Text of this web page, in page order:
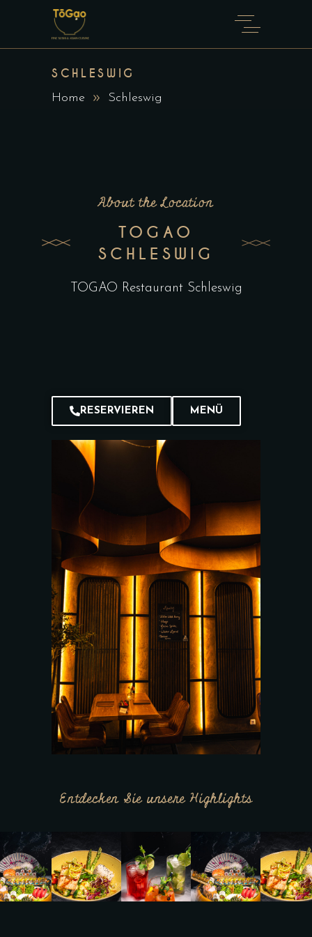
SCHLESWIG
Home Schleswig
About the Location
TOGAO
SCHLESWIG
TOGAO Restaurant Schleswig
RESERVIEREN MENÜ
Entdecken Sie unsere Highlights